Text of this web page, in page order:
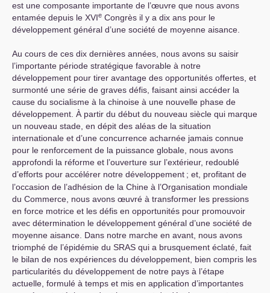
est une composante importante de l’œuvre que nous avons
entamée depuis le XVIe Congrès il y a dix ans pour le
développement général d’une société de moyenne aisance.
Au cours de ces dix dernières années, nous avons su saisir
l’importante période stratégique favorable à notre
développement pour tirer avantage des opportunités offertes, et
surmonté une série de graves défis, faisant ainsi accéder la
cause du socialisme à la chinoise à une nouvelle phase de
développement. À partir du début du nouveau siècle qui marque
un nouveau stade, en dépit des aléas de la situation
internationale et d’une concurrence acharnée jamais connue
pour le renforcement de la puissance globale, nous avons
approfondi la réforme et l’ouverture sur l’extérieur, redoublé
d’efforts pour accélérer notre développement ; et, profitant de
l’occasion de l’adhésion de la Chine à l’Organisation mondiale
du Commerce, nous avons œuvré à transformer les pressions
en force motrice et les défis en opportunités pour promouvoir
avec détermination le développement général d’une société de
moyenne aisance. Dans notre marche en avant, nous avons
triomphé de l’épidémie du SRAS qui a brusquement éclaté, fait
le bilan de nos expériences du développement, bien compris les
particularités du développement de notre pays à l’étape
actuelle, formulé à temps et mis en application d’importantes